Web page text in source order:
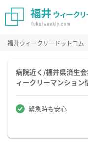
福井ウィークリードットコム
病院近く/福井県済生
ィークリーマンション
緊急時も安心